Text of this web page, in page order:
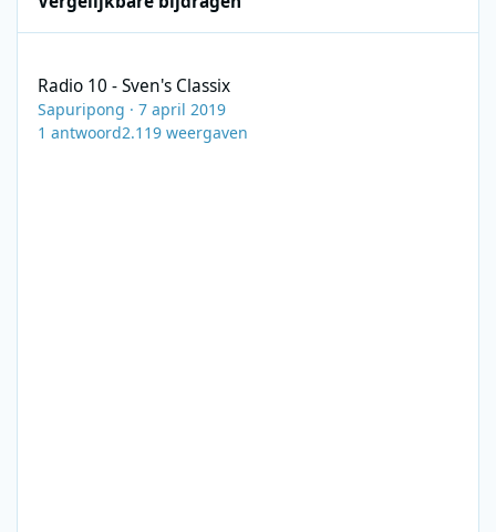
Radio 10 - Sven's Classix
Sapuripong ·7 april 2019
1 antwoord2.119 weergaven